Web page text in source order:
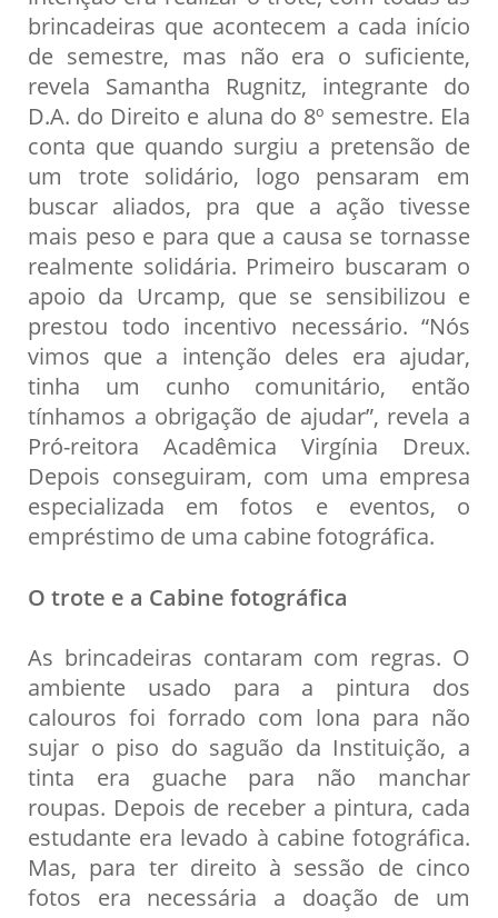
brincadeiras que acontecem a cada início
de semestre, mas não era o suficiente,
revela Samantha Rugnitz, integrante do
D.A. do Direito e aluna do 8º semestre. Ela
conta que quando surgiu a pretensão de
um trote solidário, logo pensaram em
buscar aliados, pra que a ação tivesse
mais peso e para que a causa se tornasse
realmente solidária. Primeiro buscaram o
apoio da Urcamp, que se sensibilizou e
prestou todo incentivo necessário. “Nós
vimos que a intenção deles era ajudar,
tinha um cunho comunitário, então
tínhamos a obrigação de ajudar”, revela a
Pró-reitora Acadêmica Virgínia Dreux.
Depois conseguiram, com uma empresa
especializada em fotos e eventos, o
empréstimo de uma cabine fotográfica.
O trote e a Cabine fotográfica
As brincadeiras contaram com regras. O
ambiente usado para a pintura dos
calouros foi forrado com lona para não
sujar o piso do saguão da Instituição, a
tinta era guache para não manchar
roupas. Depois de receber a pintura, cada
estudante era levado à cabine fotográfica.
Mas, para ter direito à sessão de cinco
fotos era necessária a doação de um